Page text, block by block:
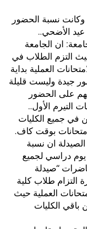
نسبة الحضور
الأضحي..
ان الجامعة
التزم الطلاب في
العملية بداية
جيدة وليست قليلة
على الحضور
التيرم الأول..
في جميع الكليات
بوقت كاف.
ان نسبة
يوم دراسي لجميع
“صيدلة
طلاب كلية
العملية حيث
الكليات